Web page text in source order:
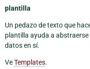
plantilla
Un pedazo de texto que
plantilla ayuda a
datos en sí.
VeTemplates.